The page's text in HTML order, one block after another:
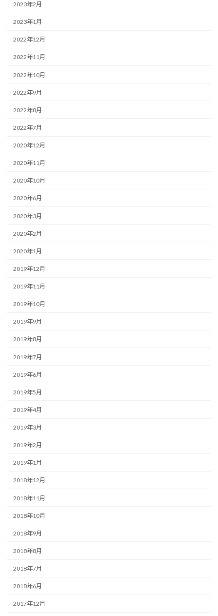
2023年2月
2023年1月
2022年12月
2022年11月
2022年10月
2022年9月
2022年8月
2022年7月
2020年12月
2020年11月
2020年10月
2020年6月
2020年3月
2020年2月
2020年1月
2019年12月
2019年11月
2019年10月
2019年9月
2019年8月
2019年7月
2019年6月
2019年5月
2019年4月
2019年3月
2019年2月
2019年1月
2018年12月
2018年11月
2018年10月
2018年9月
2018年8月
2018年7月
2018年6月
2017年12月